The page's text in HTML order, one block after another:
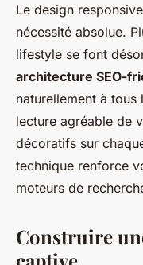
Le design
nécessité absolue.
lifestyle se font
architecture SEO-
naturellement à tous
lecture agréable de
décoratifs sur
technique renforce
moteurs de
Construire